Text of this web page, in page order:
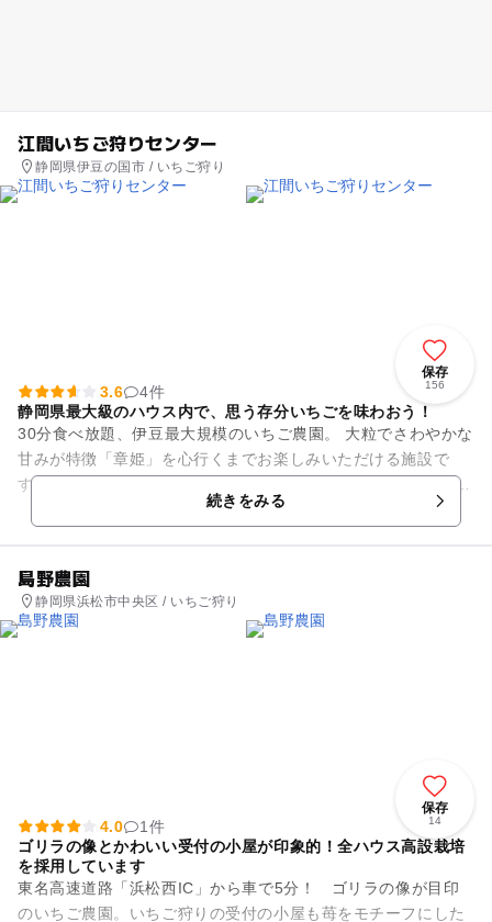
江間いちご狩りセンター
静岡県伊豆の国市 / いちご狩り
保存
156
3.6
4件
静岡県最大級のハウス内で、思う存分いちごを味わおう！
30分食べ放題、伊豆最大規模のいちご農園。 大粒でさわやかな
甘みが特徴「章姫」を心行くまでお楽しみいただける施設で
す。 ご来場の時期によりますが、期間中には菜の花の摘み取り
続きをみる
島野農園
静岡県浜松市中央区 / いちご狩り
保存
14
4.0
1件
ゴリラの像とかわいい受付の小屋が印象的！全ハウス高設栽培
を採用しています
東名高速道路「浜松西IC」から車で5分！ ゴリラの像が目印
のいちご農園。いちご狩りの受付の小屋も苺をモチーフにした